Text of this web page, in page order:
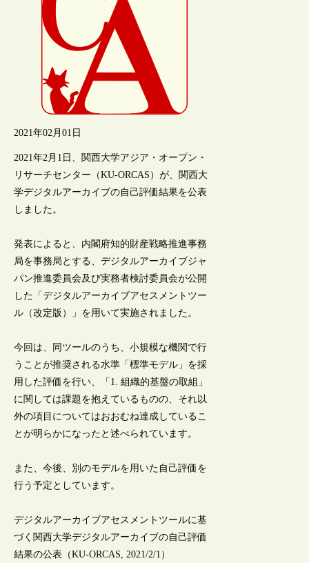
2021年02月01日
2021年2月1日、関西大学アジア・オープン・
リサーチセンター（KU-ORCAS）が、関西大
学デジタルアーカイブの自己評価結果を公表
しました。
発表によると、内閣府知的財産戦略推進事務
局を事務局とする、デジタルアーカイブジャ
パン推進委員会及び実務者検討委員会が公開
した「デジタルアーカイブアセスメントツー
ル（改定版）」を用いて実施されました。
今回は、同ツールのうち、小規模な機関で行
うことが推奨される水準「標準モデル」を採
用した評価を行い、「1. 組織的基盤の取組」
に関しては課題を抱えているものの、それ以
外の項目についてはおおむね達成しているこ
とが明らかになったと述べられています。
また、今後、別のモデルを用いた自己評価を
行う予定としています。
デジタルアーカイブアセスメントツールに基
づく関西大学デジタルアーカイブの自己評価
結果の公表（KU-ORCAS, 2021/2/1）